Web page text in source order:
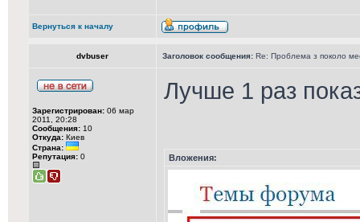
Вернуться к началу
dvbuser Заголовок сообщения: Re: Проблема з поколо
Зарегистрирован: 06 мар
2011, 20:28
Сообщения: 10
Откуда: Киев
Страна:
Репутация: 0
Лучше 1 раз
Вложения: